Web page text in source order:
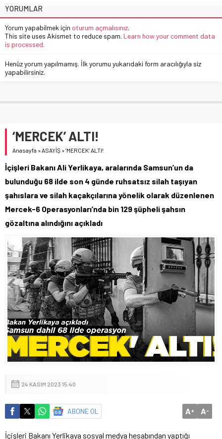
YORUMLAR
Yorum yapabilmek için oturum açmalısınız.
This site uses Akismet to reduce spam. Learn how your comment data
is processed.
Henüz yorum yapılmamış. İlk yorumu yukarıdaki form aracılığıyla siz
yapabilirsiniz.
‘MERCEK’ ALTI!
Anasayfa »ASAYİŞ »‘MERCEK’ ALTI!
İçişleri Bakanı Ali Yerlikaya, aralarında Samsun’un da
bulunduğu 68 ilde son 4 günde ruhsatsız silah taşıyan
şahıslara ve silah kaçakçılarına yönelik olarak düzenlenen
Mercek-6 Operasyonları’nda bin 129 şüpheli şahsın
gözaltına alındığını açıkladı
24 KASIM 2023 15:40
ABONE OL A+ A-
İçişleri Bakanı Yerlikaya sosyal medya hesabından yaptığı